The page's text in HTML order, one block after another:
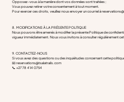
Opposez-vous à la manière dont vos données sont traitées ;
Vous pouvez retirer votre consentement à tout moment.
Pour exercer ces droits, veuillez nous envoyer un courriel à
8. MODIFICATIONS À LA PRÉSENTE POLITIQUE
Nous pouvons être amenés à modifier la présente Politique de
vigueur immédiatement. Nous vous invitons à consulter régulièrement
9. CONTACTEZ-NOUS
Si vous avez des questions ou des inquiétudes concernant cette
📧reservations@tsalatrails.com
📞 +27 78 414 0754